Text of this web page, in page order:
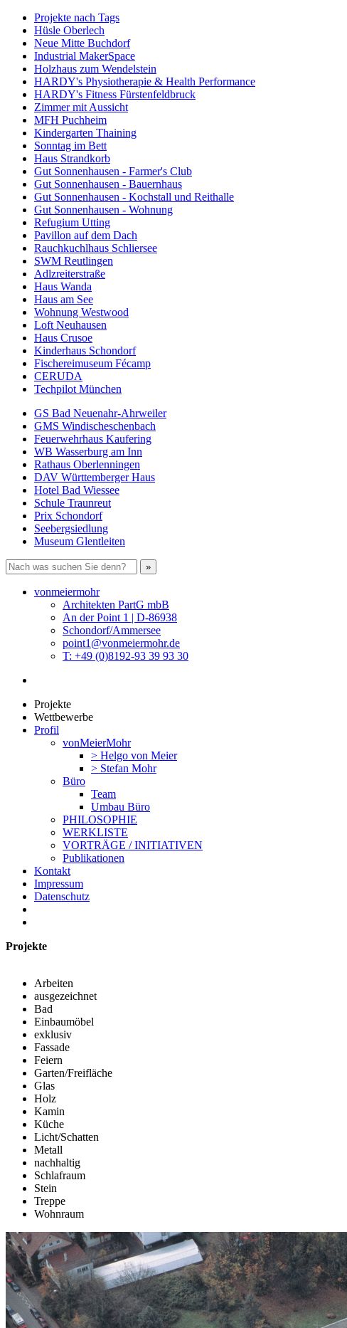
Projekte nach Tags
Hüsle Oberlech
Neue Mitte Buchdorf
Industrial MakerSpace
Holzhaus zum Wendelstein
HARDY's Physiotherapie & Health Performance
HARDY's Fitness Fürstenfeldbruck
Zimmer mit Aussicht
MFH Puchheim
Kindergarten Thaining
Sonntag im Bett
Haus Strandkorb
Gut Sonnenhausen - Farmer's Club
Gut Sonnenhausen - Bauernhaus
Gut Sonnenhausen - Kochstall und Reithalle
Gut Sonnenhausen - Wohnung
Refugium Utting
Pavillon auf dem Dach
Rauchkuchlhaus Schliersee
SWM Reutlingen
Adlzreiterstraße
Haus Wanda
Haus am See
Wohnung Westwood
Loft Neuhausen
Haus Crusoe
Kinderhaus Schondorf
Fischereimuseum Fécamp
CERUDA
Techpilot München
GS Bad Neuenahr-Ahrweiler
GMS Windischeschenbach
Feuerwehrhaus Kaufering
WB Wasserburg am Inn
Rathaus Oberlenningen
DAV Württemberger Haus
Hotel Bad Wiessee
Schule Traunreut
Prix Schondorf
Seebergsiedlung
Museum Glentleiten
vonmeiermohr
Architekten PartG mbB
An der Point 1 | D-86938
Schondorf/Ammersee
point1@vonmeiermohr.de
T: +49 (0)8192-93 39 93 30
Projekte
Wettbewerbe
Profil
vonMeierMohr
> Helgo von Meier
> Stefan Mohr
Büro
Team
Umbau Büro
PHILOSOPHIE
WERKLISTE
VORTRÄGE / INITIATIVEN
Publikationen
Kontakt
Impressum
Datenschutz
Projekte
Arbeiten
ausgezeichnet
Bad
Einbaumöbel
exklusiv
Fassade
Feiern
Garten/Freifläche
Glas
Holz
Kamin
Küche
Licht/Schatten
Metall
nachhaltig
Schlafraum
Stein
Treppe
Wohnraum